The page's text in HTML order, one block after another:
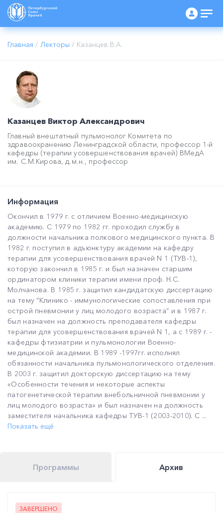
Главная / Лекторы / Казанцев В.А.
Казанцев Виктор Александрович
Главный внештатный пульмонолог Комитета по
здравоохранению Ленинградской области, профессор 1-й
кафедры (терапии усовершенствования врачей) ВМедА
им. С.М.Кирова, д.м.н., профессор
Информация
Окончил в 1979 г. с отличием Военно-медицинскую
академию. С 1979 по 1982 гг. проходил службу в
должности начальника полкового медицинского пункта. В
1982 г. поступил в адъюнктуру академии на кафедру
терапии для усовершенствования врачей N 1 (ТУВ-1),
которую закончил в 1985 г. и был назначен старшим
ординатором клиники терапии имени проф. Н.С.
Молчанова. В 1985 г. защитил кандидатскую диссертацию
на тему “Клинико - иммунологические сопоставления при
острой пневмонии у лиц молодого возраста” и в 1987 г.
был назначен на должность преподавателя кафедры
терапии для усовершенствования врачей N 1, а с 1989 г. -
кафедры фтизиатрии и пульмонологии Военно-
медицинской академии. В 1989 -1997гг. исполнял
обязанности начальника пульмонологического отделения.
В 2003 г. защитил докторскую диссертацию на тему
«Особенности течения и некоторые аспекты
патогенетической терапии внебольничной пневмонии у
лиц молодого возраста» и был назначен на должность
заместителя начальника кафедры ТУВ-1 (2003-2010). С ...
Показать ещё
Программы Архив
ЗАВЕРШЕНО